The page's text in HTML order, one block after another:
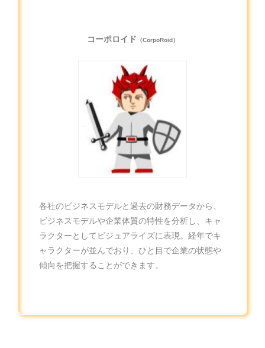
コーポロイド （CorpoRoid）
各社のビジネスモデルと過去の財務データから、
ビジネスモデルや企業体質の特性を分析し、キャ
ラクターとしてビジュアライズに表現。経年でキ
ャラクターが並んでおり、ひと目で企業の状態や
傾向を把握することができます。